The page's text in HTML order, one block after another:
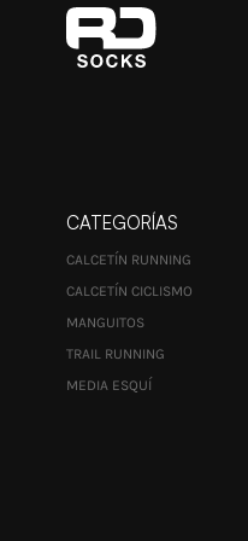
CATEGORÍAS
CALCETÍN RUNNING
CALCETÍN CICLISMO
MANGUITOS
TRAIL RUNNING
MEDIA ESQUÍ